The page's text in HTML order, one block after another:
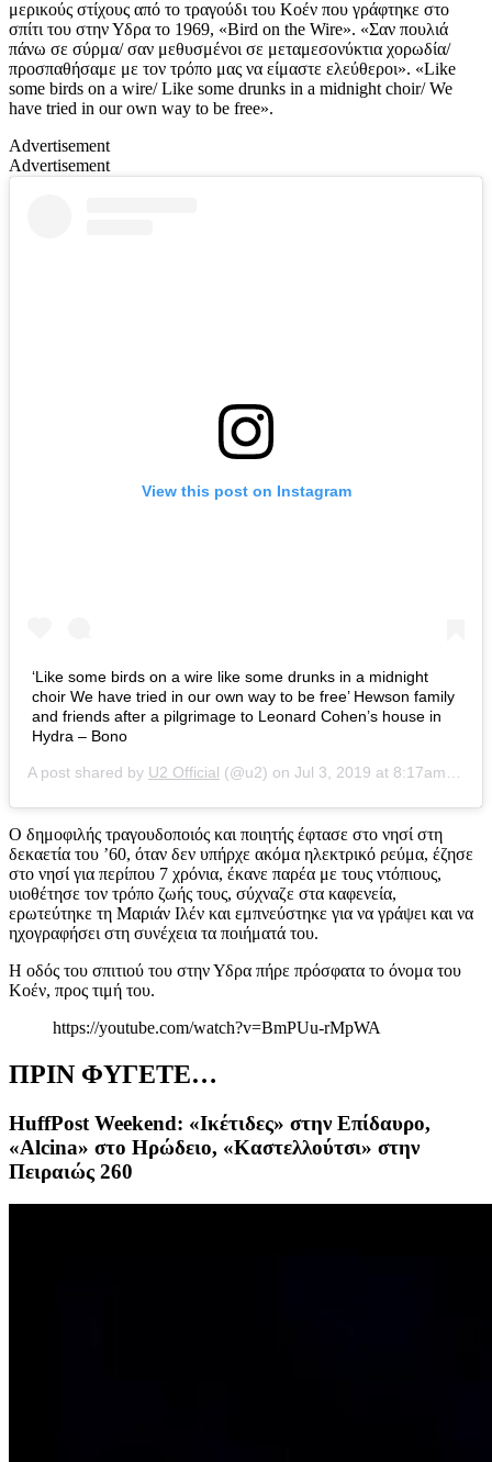
μερικούς στίχους από το τραγούδι του Κοέν που γράφτηκε στο
σπίτι του στην Υδρα το 1969, «Bird on the Wire». «Σαν πουλιά
πάνω σε σύρμα/ σαν μεθυσμένοι σε μεταμεσονύκτια χορωδία/
προσπαθήσαμε με τον τρόπο μας να είμαστε ελεύθεροι». «Like
some birds on a wire/ Like some drunks in a midnight choir/ We
have tried in our own way to be free».
Advertisement
Advertisement
View this post on Instagram
‘Like some birds on a wire like some drunks in a midnight
choir We have tried in our own way to be free’ Hewson family
and friends after a pilgrimage to Leonard Cohen’s house in
Hydra – Bono
A post shared by U2 Official (@u2) on Jul 3, 2019 at 8:17am PDT
Ο δημοφιλής τραγουδοποιός και ποιητής έφτασε στο νησί στη
δεκαετία του ’60, όταν δεν υπήρχε ακόμα ηλεκτρικό ρεύμα, έζησε
στο νησί για περίπου 7 χρόνια, έκανε παρέα με τους ντόπιους,
υιοθέτησε τον τρόπο ζωής τους, σύχναζε στα καφενεία,
ερωτεύτηκε τη Μαριάν Ιλέν και εμπνεύστηκε για να γράψει και να
ηχογραφήσει στη συνέχεια τα ποιήματά του.
Η οδός του σπιτιού του στην Υδρα πήρε πρόσφατα το όνομα του
Κοέν, προς τιμή του.
https://youtube.com/watch?v=BmPUu-rMpWA
ΠΡΙΝ ΦΥΓΕΤΕ…
HuffPost Weekend: «Ικέτιδες» στην Επίδαυρο,
«Alcina» στο Ηρώδειο, «Καστελλούτσι» στην
Πειραιώς 260